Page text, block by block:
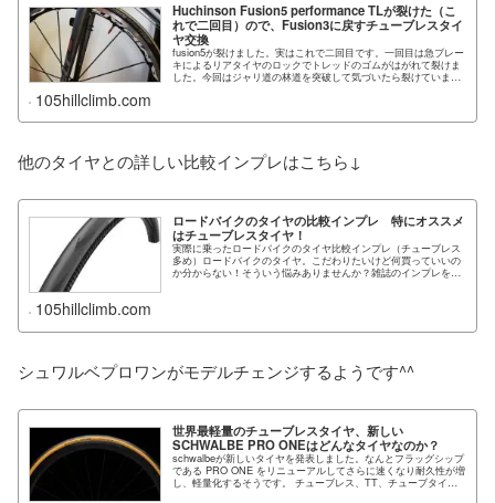
Huchinson Fusion5 performance TLが裂けた（こ
れで二回目）ので、Fusion3に戻すチューブレスタイ
ヤ交換
fusion5が裂けました。実はこれで二回目です。一回目は急ブレー
キによるリアタイヤのロックでトレッドのゴムがはがれて裂けま
した。今回はジャリ道の林道を突破して気づいたら裂けていまし
105hillclimb.com
他のタイヤとの詳しい比較インプレはこちら↓
ロードバイクのタイヤの比較インプレ 特にオススメ
はチューブレスタイヤ！
実際に乗ったロードバイクのタイヤ比較インプレ（チューブレス
多め）ロードバイクのタイヤ。こだわりたいけど何買っていいの
か分からない！そういう悩みありませんか？雑誌のインプレを読
105hillclimb.com
シュワルベプロワンがモデルチェンジするようです^^
世界最軽量のチューブレスタイヤ、新しい
SCHWALBE PRO ONEはどんなタイヤなのか？
schwalbeが新しいタイヤを発表しました。なんとフラッグシップ
である PRO ONE をリニューアルしてさらに速くなり耐久性が増
し、軽量化するそうです。 チューブレス、TT、チューブタイプ